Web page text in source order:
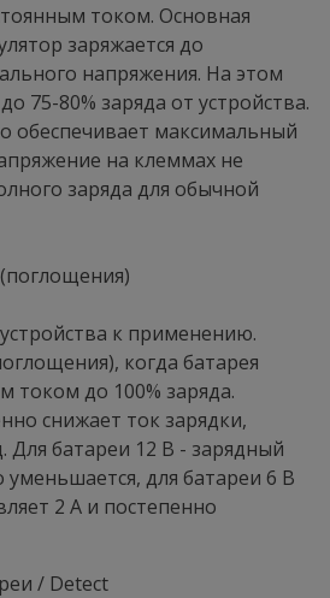
током. Основная
заряжается до
напряжения. На этом
75-80% заряда от устройства.
обеспечивает максимальный
на клеммах не
заряда для обычной
к применению.
когда батарея
током до 100% заряда.
снижает ток зарядки,
Для батареи 12 В - зарядный
уменьшается, для батареи 6 В
2 А и постепенно
/ Detect